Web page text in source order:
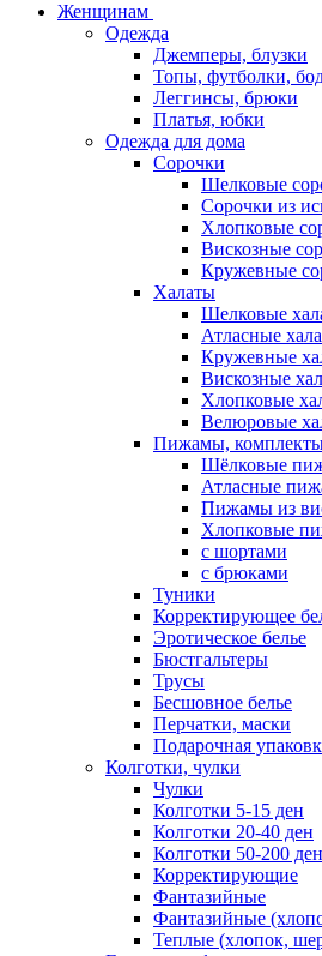
Женщинам
Одежда
Джемперы, блузки
Топы, футболки,
Леггинсы, брюки
Платья, юбки
Одежда для дома
Сорочки
Шелковые
Сорочки из
Хлопковые
Вискозные
Кружевные
Халаты
Шелковые
Атласные
Кружевные
Вискозные
Хлопковые
Велюровые
Пижамы,
Шёлковые
Атласные
Пижамы из
Хлопковые
с шортами
с брюками
Туники
Корректирующее
Эротическое белье
Бюстгальтеры
Трусы
Бесшовное белье
Перчатки, маски
Подарочная
Колготки, чулки
Чулки
Колготки 5-15 ден
Колготки 20-40 ден
Колготки 50-200 ден
Корректирующие
Фантазийные
Фантазийные
Теплые (хлопок,